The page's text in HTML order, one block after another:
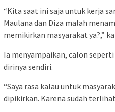
“Kita saat ini saja untuk kerja
Maulana dan Diza malah
memikirkan masyarakat ya?,”
Ia menyampaikan, calon
dirinya sendiri.
“Saya rasa kalau untuk
dipikirkan. Karena sudah